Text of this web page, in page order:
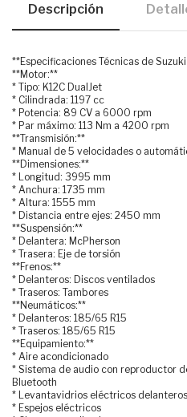
Descripción
**Especificaciones Técnicas de
**Motor:**
* Tipo: K12C DualJet
* Cilindrada: 1197 cc
* Potencia: 89 CV a 6000 rpm
* Par máximo: 113 Nm a 4200 rpm
**Transmisión:**
* Manual de 5 velocidades o
**Dimensiones:**
* Longitud: 3995 mm
* Anchura: 1735 mm
* Altura: 1555 mm
* Distancia entre ejes: 2450 mm
**Suspensión:**
* Delantera: McPherson
* Trasera: Eje de torsión
**Frenos:**
* Delanteros: Discos ventilados
* Traseros: Tambores
**Neumáticos:**
* Delanteros: 185/65 R15
* Traseros: 185/65 R15
**Equipamiento:**
* Aire acondicionado
* Sistema de audio con reproductor
Bluetooth
* Levantavidrios eléctricos delanteros
* Espejos eléctricos